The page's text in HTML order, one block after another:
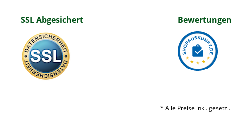
SSL Abgesichert Bewertungen
* Alle Preise inkl.